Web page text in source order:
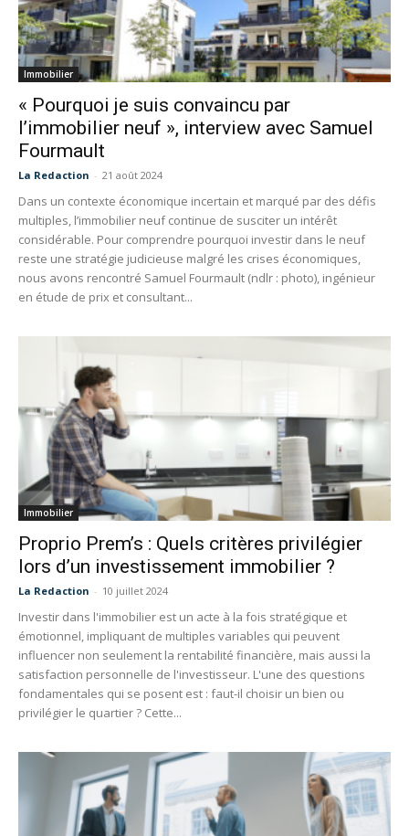
Immobilier
« Pourquoi je suis convaincu par
l’immobilier neuf », interview avec Samuel
Fourmault
La Redaction - 21 août 2024
Dans un contexte économique incertain et marqué par des défis
multiples, l’immobilier neuf continue de susciter un intérêt
considérable. Pour comprendre pourquoi investir dans le neuf
reste une stratégie judicieuse malgré les crises économiques,
nous avons rencontré Samuel Fourmault (ndlr : photo), ingénieur
en étude de prix et consultant...
Immobilier
Proprio Prem’s : Quels critères privilégier
lors d’un investissement immobilier ?
La Redaction - 10 juillet 2024
Investir dans l'immobilier est un acte à la fois stratégique et
émotionnel, impliquant de multiples variables qui peuvent
influencer non seulement la rentabilité financière, mais aussi la
satisfaction personnelle de l'investisseur. L'une des questions
fondamentales qui se posent est : faut-il choisir un bien ou
privilégier le quartier ? Cette...